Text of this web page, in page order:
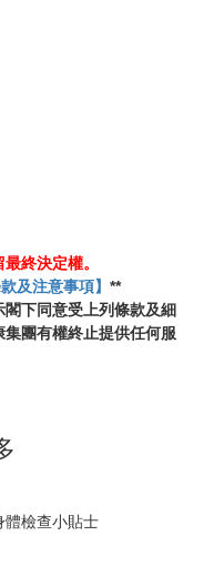
終決定權。
及注意事項】 **
下同意受上列條款及細
團有權終止提供任何服